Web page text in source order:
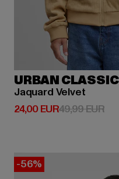
URBAN
Jaquard Velvet
24,00 EUR
Derzeitiger Preis: 24,00
49,99 EUR
-56%